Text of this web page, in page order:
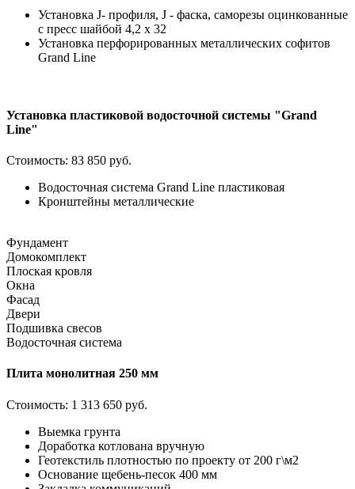
Установка J- профиля, J - фаска, саморезы оцинкованные
с пресс шайбой 4,2 х 32
Установка перфорированных металлических софитов
Grand Line
Установка пластиковой водосточной системы "Grand
Line"
Стоимость: 83 850 руб.
Водосточная система Grand Line пластиковая
Кронштейны металлические
Фундамент
Домокомплект
Плоская кровля
Окна
Фасад
Двери
Подшивка свесов
Водосточная система
Плита монолитная 250 мм
Стоимость: 1 313 650 руб.
Выемка грунта
Доработка котлована вручную
Геотекстиль плотностью по проекту от 200 г\м2
Основание щебень-песок 400 мм